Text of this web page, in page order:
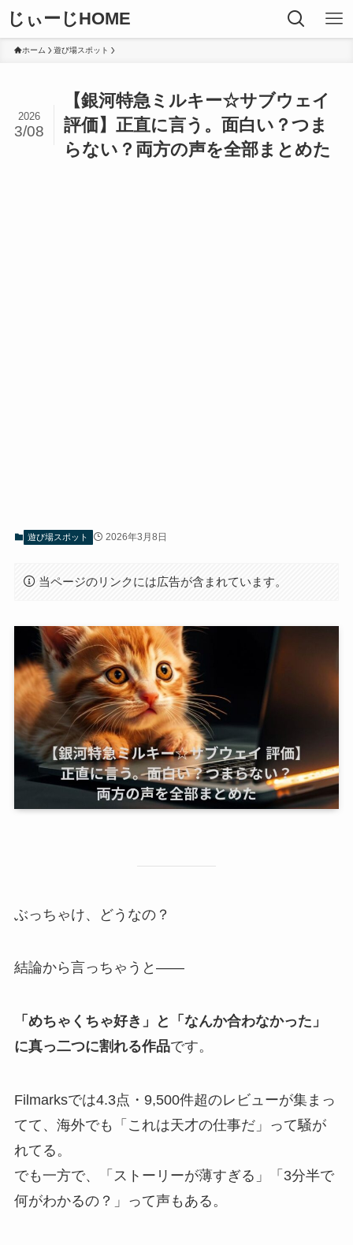
じぃーじHOME
ホーム 遊び場スポット
【銀河特急ミルキー☆サブウェイ
評価】正直に言う。面白い？つま
らない？両方の声を全部まとめた
2026
3/08
遊び場スポット 2026年3月8日
当ページのリンクには広告が含まれています。
ぶっちゃけ、どうなの？
結論から言っちゃうと——
「めちゃくちゃ好き」と「なんか合わなかった」
に真っ二つに割れる作品です。
Filmarksでは4.3点・9,500件超のレビューが集まっ
てて、海外でも「これは天才の仕事だ」って騒が
れてる。
でも一方で、「ストーリーが薄すぎる」「3分半で
何がわかるの？」って声もある。